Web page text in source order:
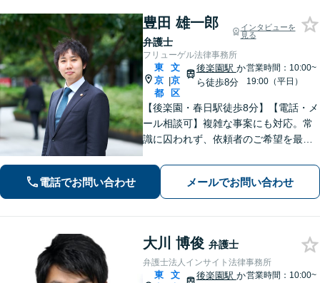
豊田 雄一郎
弁護士
インタビューを
見る
フリューゲル法律事務所
東
京
都
|
文
京
区
後楽園駅 か
ら徒歩8分
営業時間：10:00~
19:00（平日）
【後楽園・春日駅徒歩8分】【電話・メ
ール相談可】複雑な事案にも対応。常
識に囚われず、依頼者のご希望を最優
業法務】企業間・企業内のトラブルは
お任せください。安心して経営に集中
できる環境を整えます。【初回相談無
料】
電話でお問い合わせ メールでお問い合わせ
大川 博俊 弁護士
弁護士法人インサイト法律事務所
東
文
後楽園駅 か営業時間：10:00~